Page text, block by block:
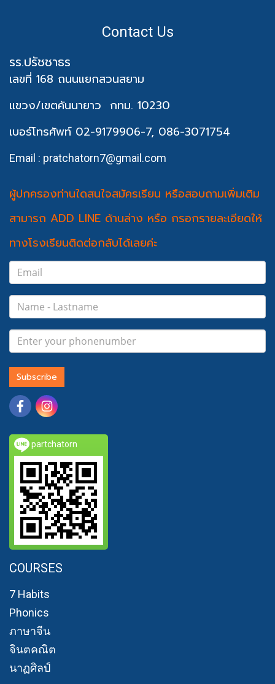
Contact Us
รร.ปรัชชาธร
เลขที่ 168 ถนนแยกสวนสยาม
แขวง/เขตคันนายาว กทม. 10230
เบอร์โทรศัพท์ 02-9179906-7, 086-3071754
Email : pratchatorn7@gmail.com
ผู้ปกครองท่านใดสนใจสมัครเรียน หรือสอบถามเพิ่มเติม
สามารถ ADD LINE ด้านล่าง หรือ กรอกรายละเอียดให้
ทางโรงเรียนติดต่อกลับได้เลยค่ะ
Subscribe
partchatorn
COURSES
7 Habits
Phonics
ภาษาจีน
จินตคณิต
นาฏศิลป์